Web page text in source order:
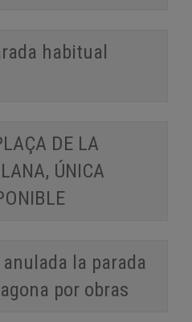
habitual
DE LA
ÚNICA
la parada
por obras